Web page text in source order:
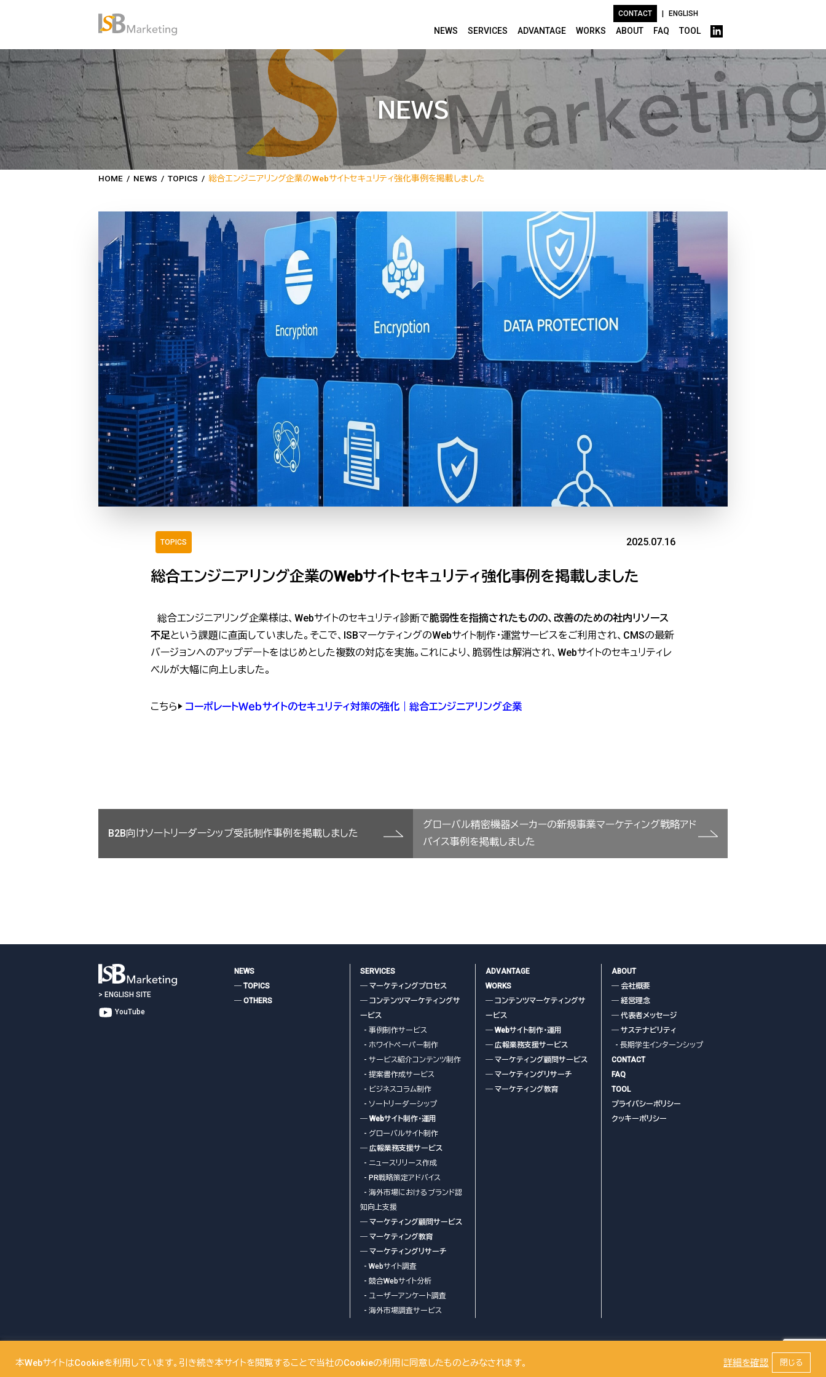
CONTACT ENGLISH
NEWS SERVICES ADVANTAGE WORKS ABOUT FAQ TOOL
NEWS
HOME / NEWS / TOPICS / 総合エンジニアリング企業のWebサイトセキュリティ強化事例を掲載しました
TOPICS 2025.07.16
総合エンジニアリング企業のWebサイトセキュリティ強化事例を掲載しました
総合エンジニアリング企業様は、Webサイトのセキュリティ診断で脆弱性を指摘されたものの、改善のための社内リソース
不足という課題に直面していました。そこで、ISBマーケティングのWebサイト制作・運営サービスをご利用され、CMSの最新
バージョンへのアップデートをはじめとした複数の対応を実施。これにより、脆弱性は解消され、Webサイトのセキュリティレ
ベルが大幅に向上しました。
こちら▶ コーポレートＷｅｂサイトのセキュリティ対策の強化｜総合エンジニアリング企業
B2B向けソートリーダーシップ受託制作事例を掲載しました
グローバル精密機器メーカーの新規事業マーケティング戦略アド
バイス事例を掲載しました
> ENGLISH SITE
YouTube
NEWS
― TOPICS
― OTHERS
SERVICES
― マーケティングプロセス
― コンテンツマーケティングサ
ービス
- 事例制作サービス
- ホワイトペーパー制作
- サービス紹介コンテンツ制作
- 提案書作成サービス
- ビジネスコラム制作
- ソートリーダーシップ
― Webサイト制作・運用
- グローバルサイト制作
― 広報業務支援サービス
- ニュースリリース作成
- PR戦略策定アドバイス
- 海外市場におけるブランド認
知向上支援
― マーケティング顧問サービス
― マーケティング教育
― マーケティングリサーチ
- Webサイト調査
- 競合Webサイト分析
- ユーザーアンケート調査
- 海外市場調査サービス
ADVANTAGE
WORKS
― コンテンツマーケティングサ
ービス
― Webサイト制作・運用
― 広報業務支援サービス
― マーケティング顧問サービス
― マーケティングリサーチ
― マーケティング教育
ABOUT
― 会社概要
― 経営理念
― 代表者メッセージ
― サステナビリティ
- 長期学生インターンシップ
CONTACT
FAQ
TOOL
プライバシーポリシー
クッキーポリシー
Copyright© ISB Marketing,Ltd. All Rights Reserved. プライバシーポリシー
本WebサイトはCookieを利用しています。引き続き本サイトを閲覧することで当社のCookieの利用に同意したものとみなされます。 詳細を確認 閉じる